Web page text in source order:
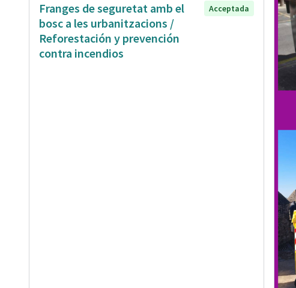
Franges de seguretat amb el
bosc a les urbanitzacions /
Reforestación y prevención
contra incendios
Acceptada